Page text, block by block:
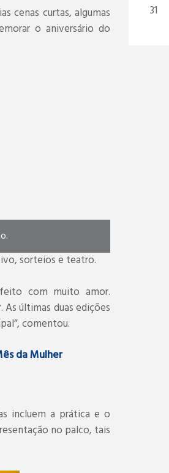
cenas curtas, algumas
o aniversário do
sorteios e teatro.
com muito amor.
últimas duas edições
comentou.
da Mulher
incluem a prática e o
no palco, tais
31